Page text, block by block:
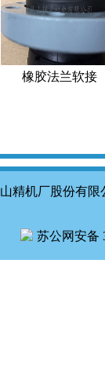
橡胶法兰软接
精机厂股份有限
苏公网安备